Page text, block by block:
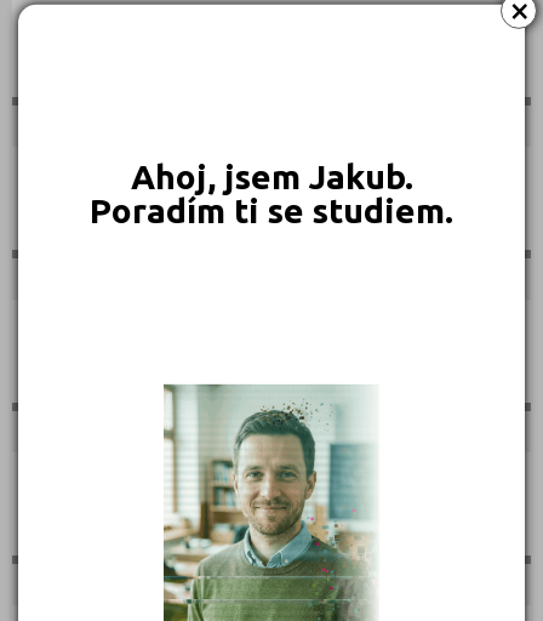
×
Ahoj, jsem Jakub.
Poradím ti se studiem.
Technické
Textilní a obuvnické